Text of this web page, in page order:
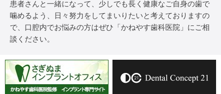
患者さんと一緒になって、少しでも長く健康なご自身の歯で
噛めるよう、日々努力をしてまいりたいと考えておりますの
で、口腔内でお悩みの方はぜひ「かねやす歯科医院」にご相
談ください。